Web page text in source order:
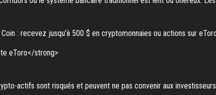
: recevez jusqu’à 500 $ en cryptomonnaies ou actions sur
actifs sont risqués et peuvent ne pas convenir aux